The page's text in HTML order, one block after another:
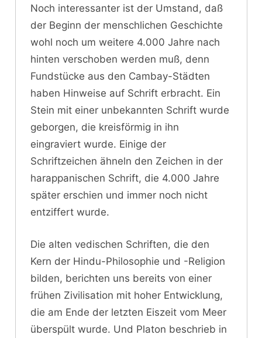
Noch interessanter ist der Umstand, daß
der Beginn der menschlichen Geschichte
wohl noch um weitere 4.000 Jahre nach
hinten verschoben werden muß, denn
Fundstücke aus den Cambay-Städten
haben Hinweise auf Schrift erbracht. Ein
Stein mit einer unbekannten Schrift wurde
geborgen, die kreisförmig in ihn
eingraviert wurde. Einige der
Schriftzeichen ähneln den Zeichen in der
harappanischen Schrift, die 4.000 Jahre
später erschien und immer noch nicht
entziffert wurde.
Die alten vedischen Schriften, die den
Kern der Hindu-Philosophie und -Religion
bilden, berichten uns bereits von einer
frühen Zivilisation mit hoher Entwicklung,
die am Ende der letzten Eiszeit vom Meer
überspült wurde. Und Platon beschrieb in